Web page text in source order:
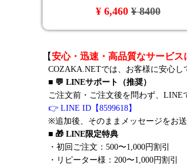
¥ 6,460¥ 8400
【安心・迅速・高品質なサービス
COZAKA.NETでは、お客様に安心し
■ 💬 LINEサポート（推奨）
ご注文前・ご注文後を問わず、LINE
👉 LINE ID【8599618】
※追加後、そのままメッセージをお
■ 🎁 LINE限定特典
・初回ご注文：500〜1,000円割引
・リピーター様：200〜1,000円割引